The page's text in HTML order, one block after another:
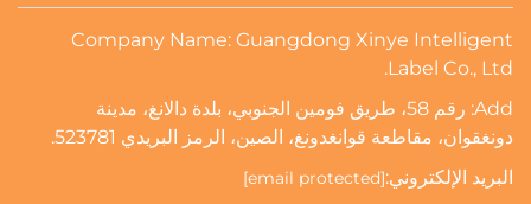
Company Name: Guangdong Xinye Intelligent
Label Co., Ltd.
Add: رقم 58، طريق فومين الجنوبي، بلدة دالانغ، مدينة
دونغقوان، مقاطعة قوانغدونغ، الصين، الرمز البريدي 523781.
البريد الإلكتروني:[email protected]